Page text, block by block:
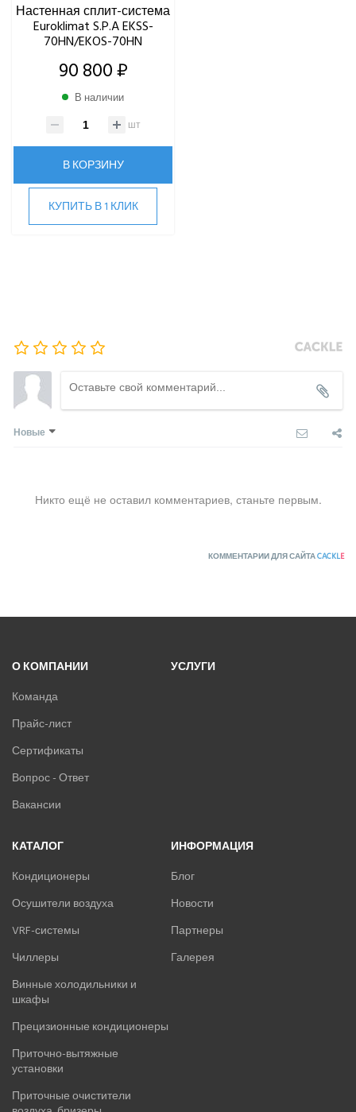
Mitsubishi Heavy Industries
MITSUDAI
Quattroclima
ROYAL CLIMA
Samsung
ОСУШИТЕЛИ ВОЗДУХА
VRF-СИСТЕМЫ
ЧИЛЛЕРЫ
ПРЕЦИЗИОННЫЕ КОНДИЦИОНЕРЫ
Настенная сплит-система
Euroklimat S.P.A EKSS-
70HN/EKOS-70HN
90 800 ₽
В наличии
шт
В КОРЗИНУ
КУПИТЬ В 1 КЛИК
Новые
Никто ещё не оставил комментариев, станьте первым.
КОММЕНТАРИИ ДЛЯ САЙТАCACKLE
О КОМПАНИИ
Команда
Прайс-лист
Сертификаты
Вопрос - Ответ
Вакансии
УСЛУГИ
КАТАЛОГ
Кондиционеры
Осушители воздуха
VRF-системы
Чиллеры
Винные холодильники и
шкафы
Прецизионные кондиционеры
Приточно-вытяжные
установки
Приточные очистители
ИНФОРМАЦИЯ
Блог
Новости
Партнеры
Галерея